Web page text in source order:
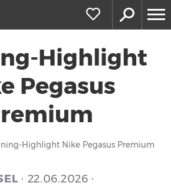
Highlight
Pegasus
Highlight Nike Pegasus Premium
· 22.06.2026 ·